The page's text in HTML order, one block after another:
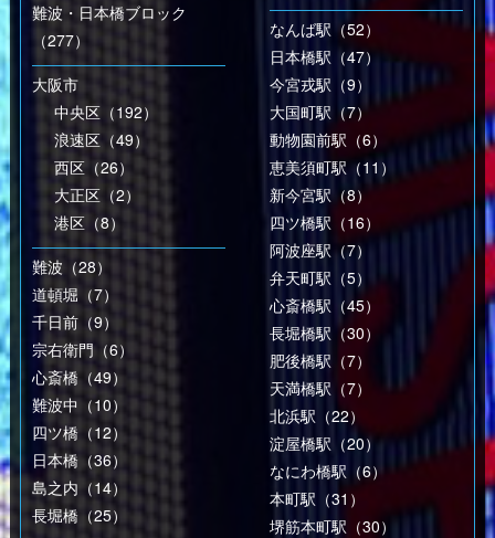
難波・日本橋ブロック
（277）
大阪市
中央区（192）
浪速区（49）
西区（26）
大正区（2）
港区（8）
難波（28）
道頓堀（7）
千日前（9）
宗右衛門（6）
心斎橋（49）
難波中（10）
四ツ橋（12）
日本橋（36）
島之内（14）
長堀橋（25）
なんば駅（52）
日本橋駅（47）
今宮戎駅（9）
大国町駅（7）
動物園前駅（6）
恵美須町駅（11）
新今宮駅（8）
四ツ橋駅（16）
阿波座駅（7）
弁天町駅（5）
心斎橋駅（45）
長堀橋駅（30）
肥後橋駅（7）
天満橋駅（7）
北浜駅（22）
淀屋橋駅（20）
なにわ橋駅（6）
本町駅（31）
堺筋本町駅（30）